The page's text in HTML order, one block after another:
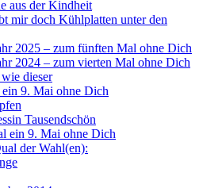
aus der Kindheit
mir doch Kühlplatten unter den
2025 – zum fünften Mal ohne Dich
2024 – zum vierten Mal ohne Dich
dieser
9. Mai ohne Dich
Tausendschön
ein 9. Mai ohne Dich
der Wahl(en):